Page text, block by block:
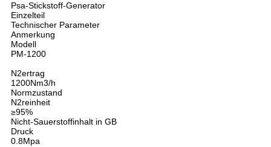
Psa-Stickstoff-Generator
Einzelteil
Technischer Parameter
Anmerkung
Modell
PM-1200
N2ertrag
1200Nm3/h
Normzustand
N2reinheit
≥95%
Nicht-Sauerstoffinhalt in GB
Druck
0.8Mpa